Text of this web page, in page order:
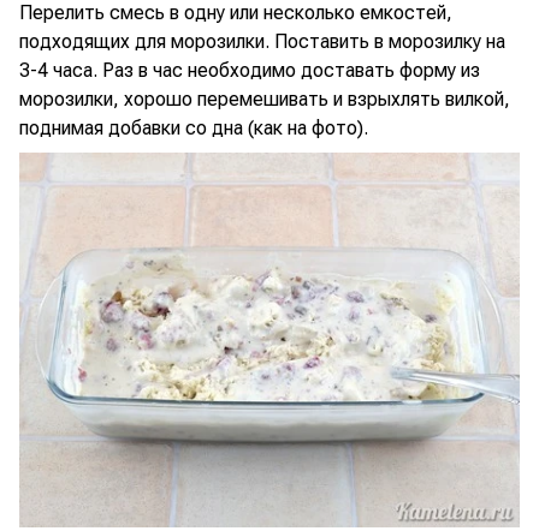
Перелить смесь в одну или несколько емкостей,
подходящих для морозилки. Поставить в морозилку на
3-4 часа. Раз в час необходимо доставать форму из
морозилки, хорошо перемешивать и взрыхлять вилкой,
поднимая добавки со дна (как на фото).